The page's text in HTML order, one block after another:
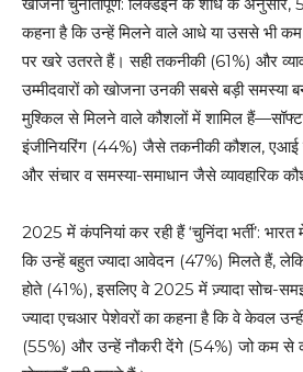
कहना है कि उन्हें मिलने वाले आधे या उससे भी
पर खरे उतरते हैं। सही तकनीकी (61%) और
उम्मीदवारों को खोजना उनकी सबसे बड़ी समस्या
मुश्किल से मिलने वाले कौशलों में शामिल
इंजीनियरिंग (44%) जैसे तकनीकी कौशल, एआई
और संचार व समस्या-समाधान जैसे व्यावहारिक
2025 में कंपनियां कर रही हैं ‘चुनिंदा भर्ती’:
कि उन्हें बहुत ज्यादा आवेदन (47%) मिलते हैं,
होते (41%), इसलिए वे 2025 में ज़्यादा सोच-
ज्यादा एचआर पेशेवरों का कहना है कि वे केवल
(55%) और उन्हें नौकरी देंगे (54%) जो कम से